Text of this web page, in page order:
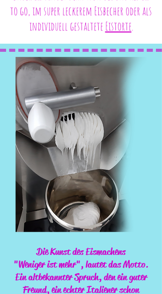
to go,im super leckerem Eisbecher oder als
individuell gestaltete Eistorte.
Die Kunst des Eismachens
"Weniger ist mehr", lautet das Motto.
Ein altbekannter Spruch, den ein guter
Freund, ein echter Italiener schon